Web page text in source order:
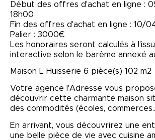
Début des offres d'achat en ligne :
18h00
Fin des offres d'achat en ligne : 10/
Palier : 3000€
Les honoraires seront calculés à
interactive selon le barème annexé
Maison L Huisserie 6 pièce(s) 102 m2
Votre agence l'Adresse vous
découvrir cette charmante maison
des commodités (écoles,
En arrivant, vous découvrirez une
une belle pièce de vie avec cuisine